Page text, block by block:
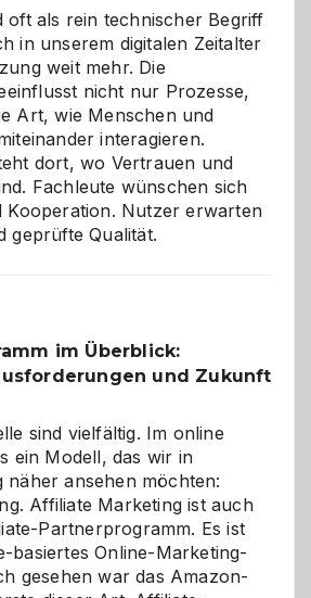
oft als rein technischer Begriff
in unserem digitalen Zeitalter
weit mehr. Die
nicht nur Prozesse,
Art, wie Menschen und
interagieren.
dort, wo Vertrauen und
Fachleute wünschen sich
Kooperation. Nutzer erwarten
geprüfte Qualität.
im Überblick:
und Zukunft
sind vielfältig. Im online
ein Modell, das wir in
näher ansehen möchten:
Affiliate Marketing ist auch
Partnerprogramm. Es ist
basiertes Online-Marketing-
gesehen war das Amazon-